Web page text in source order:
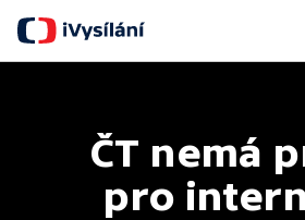
ČT nemá
pro